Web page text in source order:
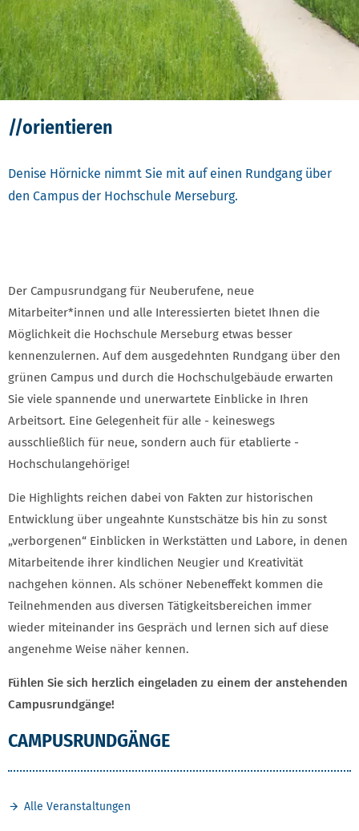
//orientieren
Denise Hörnicke nimmt Sie mit auf einen Rundgang über
den Campus der Hochschule Merseburg.
Der Campusrundgang für Neuberufene, neue
Mitarbeiter*innen und alle Interessierten bietet Ihnen die
Möglichkeit die Hochschule Merseburg etwas besser
kennenzulernen. Auf dem ausgedehnten Rundgang über den
grünen Campus und durch die Hochschulgebäude erwarten
Sie viele spannende und unerwartete Einblicke in Ihren
Arbeitsort. Eine Gelegenheit für alle - keineswegs
ausschließlich für neue, sondern auch für etablierte -
Hochschulangehörige!
Die Highlights reichen dabei von Fakten zur historischen
Entwicklung über ungeahnte Kunstschätze bis hin zu sonst
„verborgenen“ Einblicken in Werkstätten und Labore, in denen
Mitarbeitende ihrer kindlichen Neugier und Kreativität
nachgehen können. Als schöner Nebeneffekt kommen die
Teilnehmenden aus diversen Tätigkeitsbereichen immer
wieder miteinander ins Gespräch und lernen sich auf diese
angenehme Weise näher kennen.
Fühlen Sie sich herzlich eingeladen zu einem der anstehenden
Campusrundgänge!
CAMPUSRUNDGÄNGE
Alle Veranstaltungen